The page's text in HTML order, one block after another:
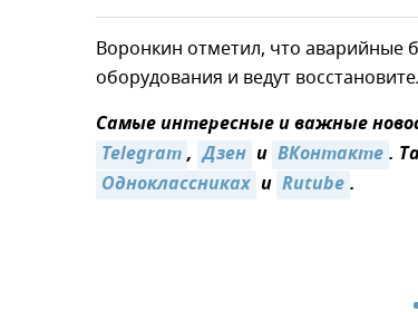
Воронкин отметил, что аварийные
оборудования и ведут
Самые интересные и важные
Telegram, Дзен и ВКонтакте.
Одноклассниках и Rutube.